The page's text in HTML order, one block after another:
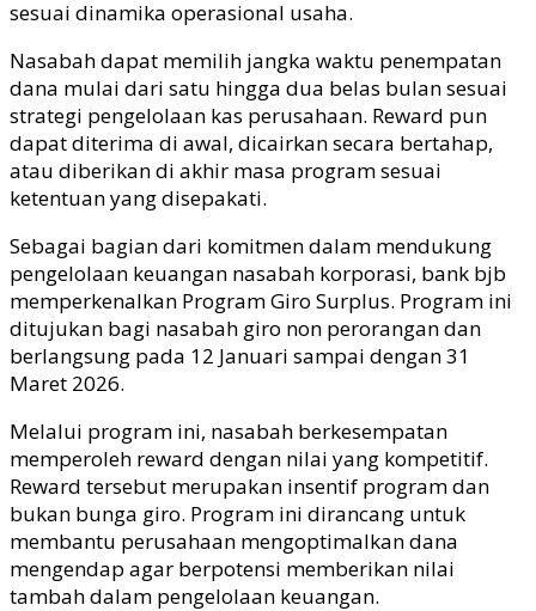
sesuai dinamika operasional usaha.
Nasabah dapat memilih jangka waktu penempatan
dana mulai dari satu hingga dua belas bulan sesuai
strategi pengelolaan kas perusahaan. Reward pun
dapat diterima di awal, dicairkan secara bertahap,
atau diberikan di akhir masa program sesuai
ketentuan yang disepakati.
Sebagai bagian dari komitmen dalam mendukung
pengelolaan keuangan nasabah korporasi, bank bjb
memperkenalkan Program Giro Surplus. Program ini
ditujukan bagi nasabah giro non perorangan dan
berlangsung pada 12 Januari sampai dengan 31
Maret 2026.
Melalui program ini, nasabah berkesempatan
memperoleh reward dengan nilai yang kompetitif.
Reward tersebut merupakan insentif program dan
bukan bunga giro. Program ini dirancang untuk
membantu perusahaan mengoptimalkan dana
mengendap agar berpotensi memberikan nilai
tambah dalam pengelolaan keuangan.